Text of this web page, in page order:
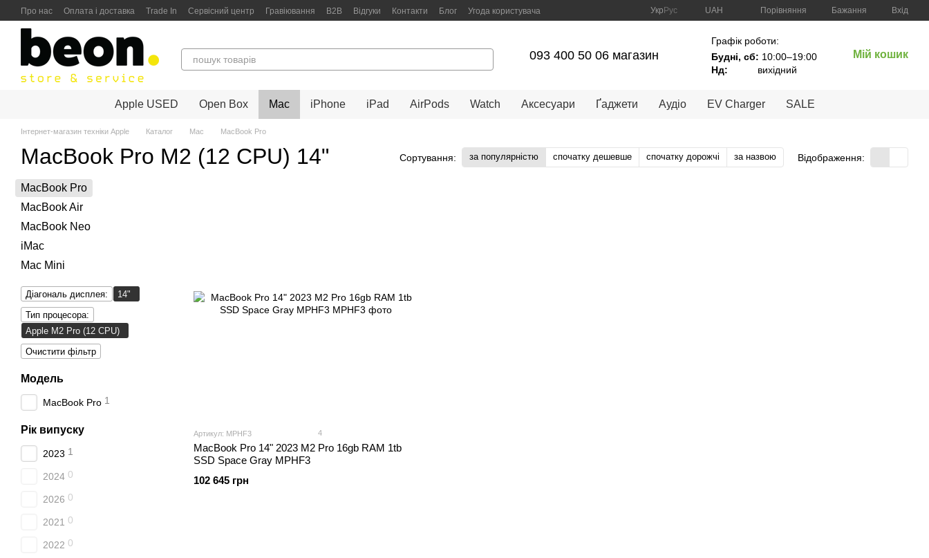
Перейти до основного контенту
Про нас Оплата і доставка Trade In Сервісний центр Гравіювання B2B Відгуки Контакти Блог
Угода користувача
Укр Рус UAH Порівняння Бажання Вхід
093 400 50 06 магазин
Графік роботи:
Будні, сб: 10:00–19:00
Нд:
вихідний
Мій кошик
Apple USED Open Box Mac iPhone iPad AirPods Watch Аксесуари Ґаджети Аудіо EV Charger SALE
Інтернет-магазин техніки Apple Каталог Mac MacBook Pro
MacBook Pro M2 (12 CPU) 14" Сортування: за популярністю спочатку дешевше спочатку дорожчі за назвою Відображення:
Артикул: MPHF3 4
MacBook Pro 14" 2023 M2 Pro 16gb RAM 1tb
SSD Space Gray MPHF3
102 645 грн
MacBook Pro
MacBook Air
MacBook Neo
iMac
Mac Mini
Діагональ дисплея:
14"
Тип процесора:
Apple M2 Pro (12 CPU)
Очистити фільтр
Модель
MacBook Pro 1
Рік випуску
2023 1
2024 0
2026 0
2021 0
2022 0